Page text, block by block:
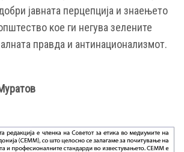
јавната перцепција и знаењето
кое ги негува зелените
правда и антинационализмот.